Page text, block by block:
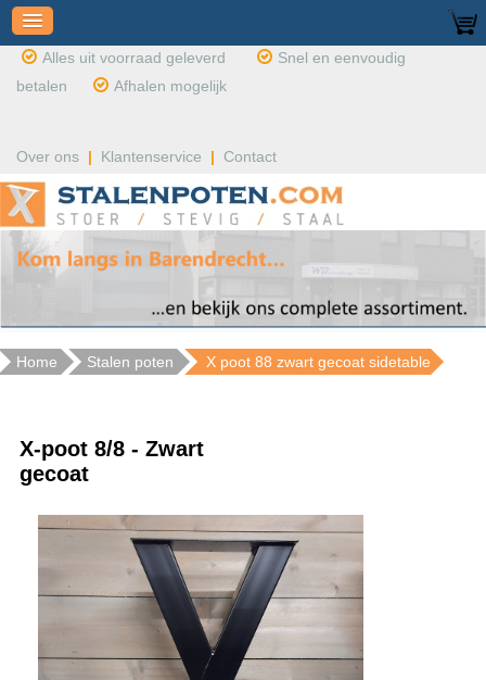
Alles uit voorraad geleverd
Snel en eenvoudig
betalen
Afhalen mogelijk
Over ons | Klantenservice | Contact
Home Stalen poten X poot 88 zwart gecoat sidetable
X-poot 8/8 - Zwart
gecoat